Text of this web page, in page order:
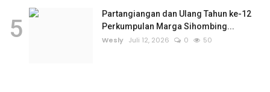
5
Partangiangan dan Ulang Tahun ke-12
Perkumpulan Marga Sihombing...
Wesly Juli 12, 2026 0 50